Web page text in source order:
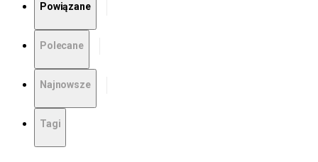
Powiązane
Polecane
Najnowsze
Tagi